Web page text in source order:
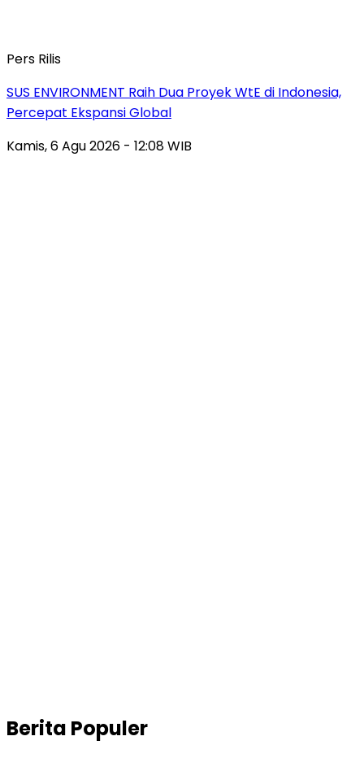
Pers Rilis
SUS ENVIRONMENT Raih Dua Proyek WtE di Indonesia,
Percepat Ekspansi Global
Kamis, 6 Agu 2026 - 12:08 WIB
Berita Populer